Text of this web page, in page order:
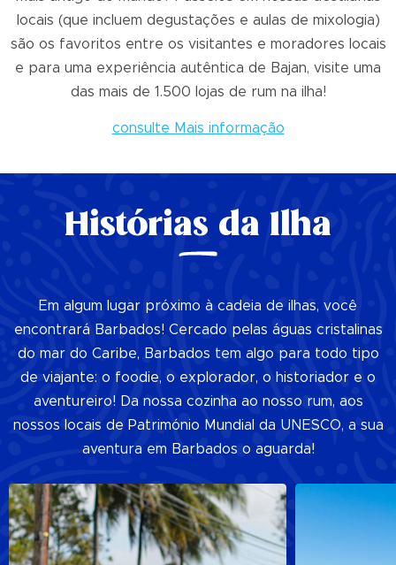
locais (que incluem degustações e aulas de mixologia)
são os favoritos entre os visitantes e moradores locais
e para uma experiência autêntica de Bajan, visite uma
das mais de 1.500 lojas de rum na ilha!
consulte Mais informação
Histórias da Ilha
Em algum lugar próximo à cadeia de ilhas, você
encontrará Barbados! Cercado pelas águas cristalinas
do mar do Caribe, Barbados tem algo para todo tipo
de viajante: o foodie, o explorador, o historiador e o
aventureiro! Da nossa cozinha ao nosso rum, aos
nossos locais de Património Mundial da UNESCO, a sua
aventura em Barbados o aguarda!